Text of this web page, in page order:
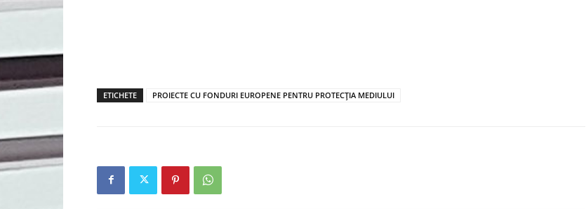
ETICHETE PROIECTE CU FONDURI EUROPENE PENTRU PROTECȚIA MEDIULUI